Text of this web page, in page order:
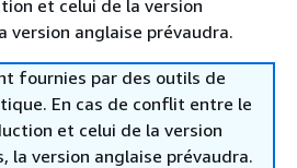
et celui de la version
version anglaise prévaudra.
fournies par des outils de
En cas de conflit entre le
et celui de la version
la version anglaise prévaudra.